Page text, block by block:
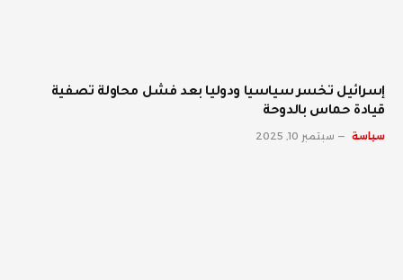
إسرائيل تخسر سياسيا ودوليا بعد فشل محاولة تصفية
قيادة حماس بالدوحة
سياسة سبتمبر 10, 2025